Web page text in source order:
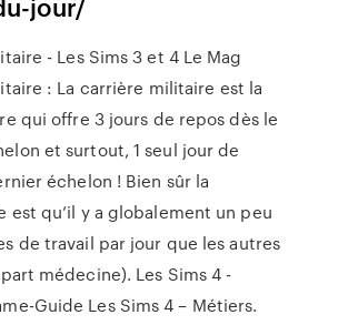
- Les Sims 3 et 4 Le Mag
: La carrière militaire est la
qui offre 3 jours de repos dès le
et surtout, 1 seul jour de
échelon ! Bien sûr la
est qu’il y a globalement un peu
de travail par jour que les autres
médecine). Les Sims 4 -
Guide Les Sims 4 – Métiers.